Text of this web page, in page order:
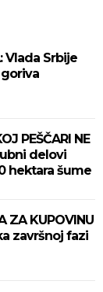
Vlada Srbije
PEŠČARI NE
delovi
hektara šume
ZA KUPOVINU
završnoj fazi